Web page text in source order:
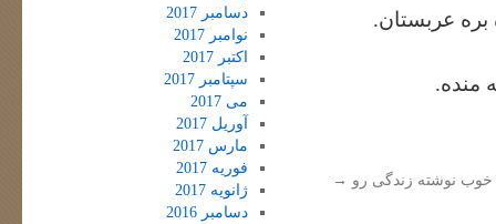
بره عربستان.
منده.
خوب نوشته زندگی رو →
دسامبر 2017
نوامبر 2017
اکتبر 2017
سپتامبر 2017
می 2017
آوریل 2017
مارس 2017
فوریه 2017
ژانویه 2017
دسامبر 2016